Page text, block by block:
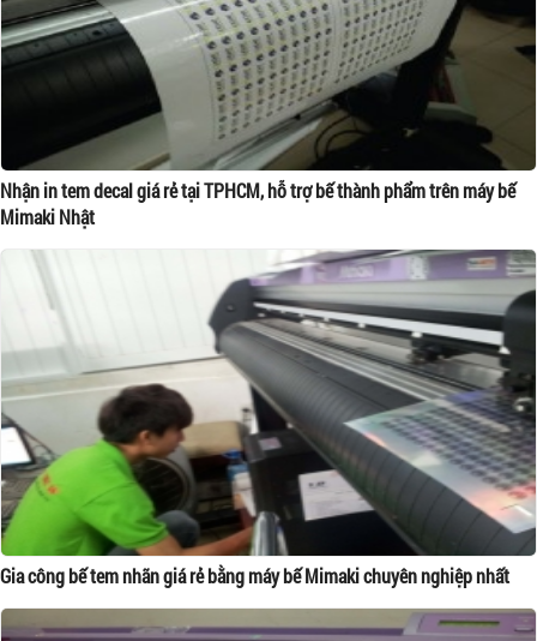
Nhận in tem decal giá rẻ tại TPHCM, hỗ trợ bế thành phẩm trên máy bế
Mimaki Nhật
Gia công bế tem nhãn giá rẻ bằng máy bế Mimaki chuyên nghiệp nhất